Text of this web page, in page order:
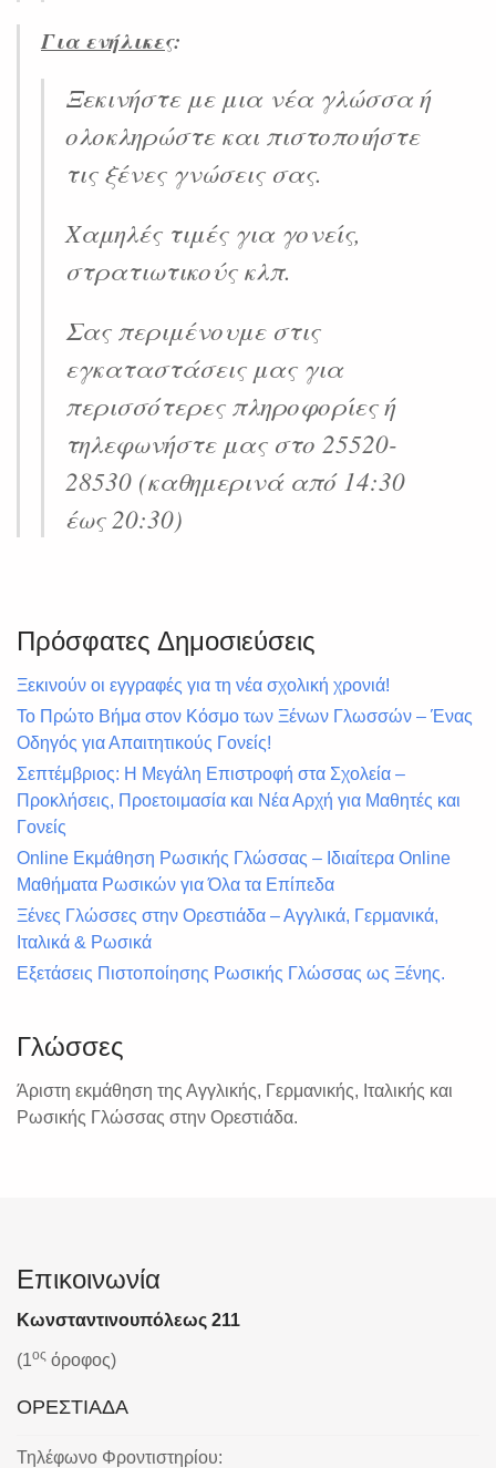
Για ενήλικες:
Ξεκινήστε με μια νέα γλώσσα ή
ολοκληρώστε και πιστοποιήστε
τις ξένες γνώσεις σας.
Χαμηλές τιμές για γονείς,
στρατιωτικούς κλπ.
Σας περιμένουμε στις
εγκαταστάσεις μας για
περισσότερες πληροφορίες ή
τηλεφωνήστε μας στο 25520-
28530 (καθημερινά από 14:30
έως 20:30)
Πρόσφατες Δημοσιεύσεις
Ξεκινούν οι εγγραφές για τη νέα σχολική χρονιά!
Το Πρώτο Βήμα στον Κόσμο των Ξένων Γλωσσών – Ένας
Οδηγός για Απαιτητικούς Γονείς!
Σεπτέμβριος: Η Μεγάλη Επιστροφή στα Σχολεία –
Προκλήσεις, Προετοιμασία και Νέα Αρχή για Μαθητές και
Γονείς
Online Εκμάθηση Ρωσικής Γλώσσας – Ιδιαίτερα Online
Μαθήματα Ρωσικών για Όλα τα Επίπεδα
Ξένες Γλώσσες στην Ορεστιάδα – Αγγλικά, Γερμανικά,
Ιταλικά & Ρωσικά
Εξετάσεις Πιστοποίησης Ρωσικής Γλώσσας ως Ξένης.
Γλώσσες
Άριστη εκμάθηση της Αγγλικής, Γερμανικής, Ιταλικής και
Ρωσικής Γλώσσας στην Ορεστιάδα.
Επικοινωνία
Κωνσταντινουπόλεως 211
(1ος όροφος)
ΟΡΕΣΤΙΑΔΑ
Τηλέφωνο Φροντιστηρίου: